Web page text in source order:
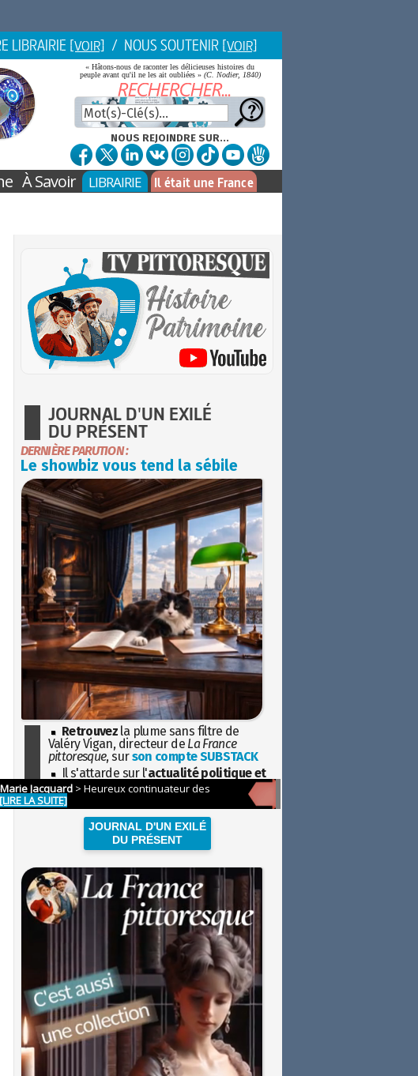
LIBRAIRIE [VOIR] / NOUS SOUTENIR [VOIR]
« Hâtons-nous de raconter les délicieuses histoires du
peuple avant qu'il ne les ait oubliées » (C. Nodier, 1840)
NOUS REJOINDRE SUR...
À Savoir LIBRAIRIE Il était une France
JOURNAL D'UN EXILÉ
DU PRÉSENT
DERNIÈRE PARUTION :
Le showbiz vous tend la sébile
Retrouvez la plume sans filtre de
Valéry Vigan, directeur de La France
pittoresque, surson compte SUBSTACK
Il s'attarde sur l'actualité politique et
sociétaleavec la hauteur de vue de
l'Histoire
JOURNAL D'UN EXILÉ
DU PRÉSENT